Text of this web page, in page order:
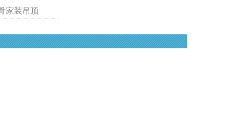
家装吊顶